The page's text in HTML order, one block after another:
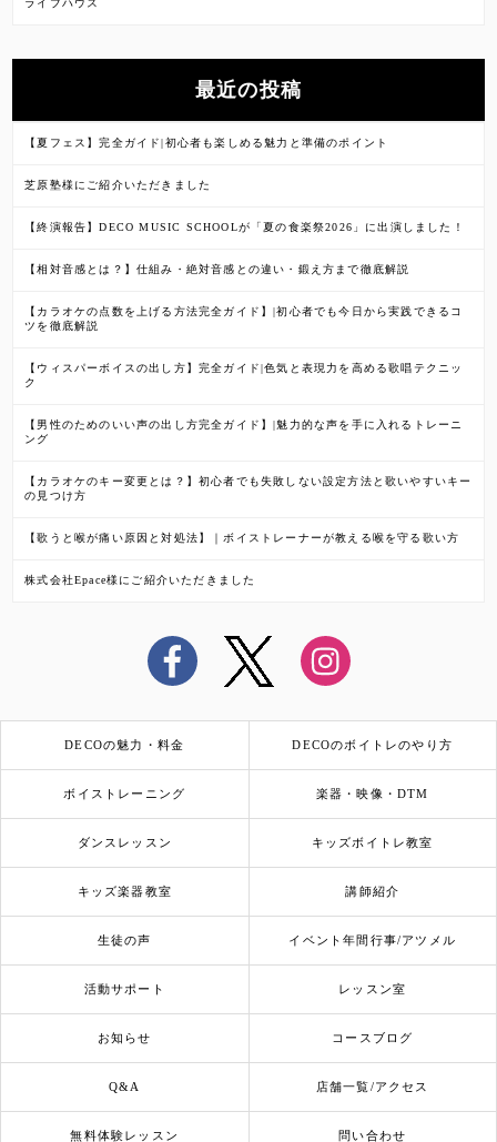
ライブハウス
最近の投稿
【夏フェス】完全ガイド|初心者も楽しめる魅力と準備のポイント
芝原塾様にご紹介いただきました
【終演報告】DECO MUSIC SCHOOLが「夏の食楽祭2026」に出演しました！
【相対音感とは？】仕組み・絶対音感との違い・鍛え方まで徹底解説
【カラオケの点数を上げる方法完全ガイド】|初心者でも今日から実践できるコ
ツを徹底解説
【ウィスパーボイスの出し方】完全ガイド|色気と表現力を高める歌唱テクニッ
ク
【男性のためのいい声の出し方完全ガイド】|魅力的な声を手に入れるトレーニ
ング
【カラオケのキー変更とは？】初心者でも失敗しない設定方法と歌いやすいキー
の見つけ方
【歌うと喉が痛い原因と対処法】｜ボイストレーナーが教える喉を守る歌い方
株式会社Epace様にご紹介いただきました
DECOの魅力・料金 DECOのボイトレのやり方
ボイストレーニング 楽器・映像・DTM
ダンスレッスン キッズボイトレ教室
キッズ楽器教室 講師紹介
生徒の声 イベント年間行事/アツメル
活動サポート レッスン室
お知らせ コースブログ
Q&A 店舗一覧/アクセス
無料体験レッスン 問い合わせ